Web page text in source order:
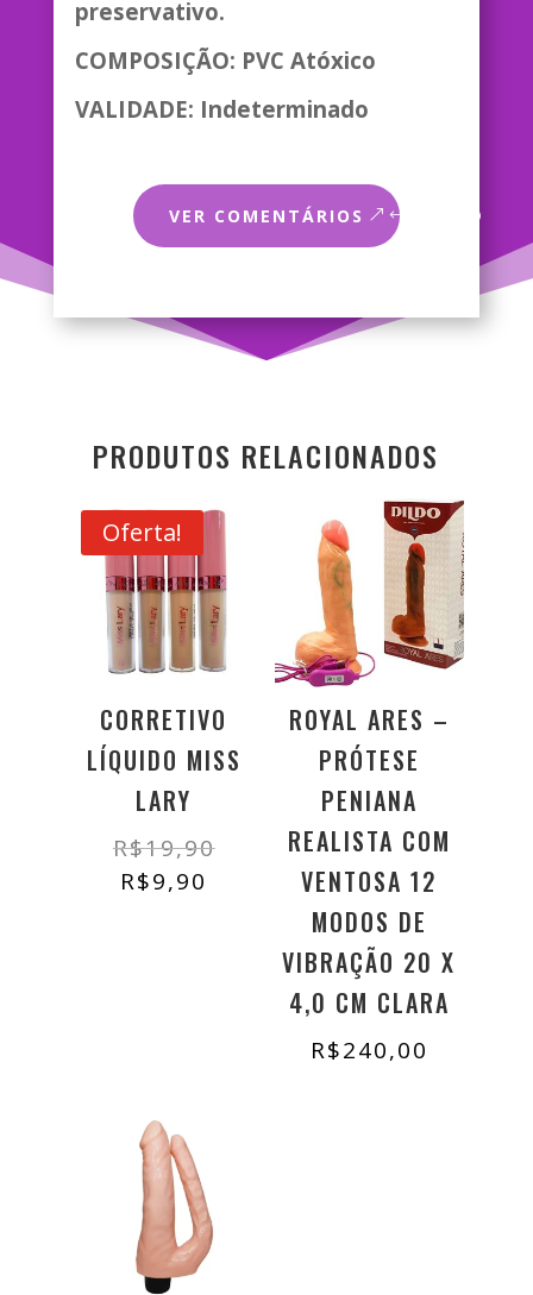
preservativo.
COMPOSIÇÃO: PVC Atóxico
VALIDADE: Indeterminado
VER COMENTÁRIOS
PRODUTOS RELACIONADOS
Oferta!
CORRETIVO
LÍQUIDO MISS
LARY
R$19,90O
original
R$19,90.
R$9,90
R$9,90.
ROYAL ARES –
PRÓTESE
PENIANA
REALISTA COM
VENTOSA 12
MODOS DE
VIBRAÇÃO 20 X
4,0 CM CLARA
R$240,00